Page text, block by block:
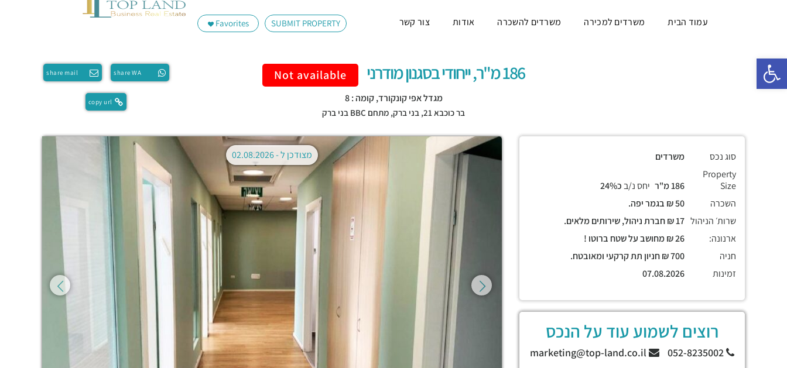
פתח סרגל נגישות
SUBMIT PROPERTY
Favorites עמוד הבית משרדים למכירה משרדים להשכרה אודות צור קשר
share WA
share mail
copy url
186 מ"ר, ייחודי בסגנון מודרני Not available
מגדל אפי קונקורד, קומה : 8
בר כוכבא 21, בני ברק, מתחם BBC בני ברק
מצודכן ל - סוג נכס
משרדים
Property
Size
יחס נ/בכ24%
השכרה
שרות׳ הניהול
ארנונה:
חניה
זמינות
רוצים לשמוע עוד על הנכס